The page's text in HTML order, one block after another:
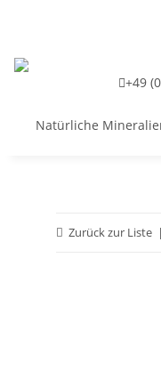
+49
Natürliche
Zurück zur Liste